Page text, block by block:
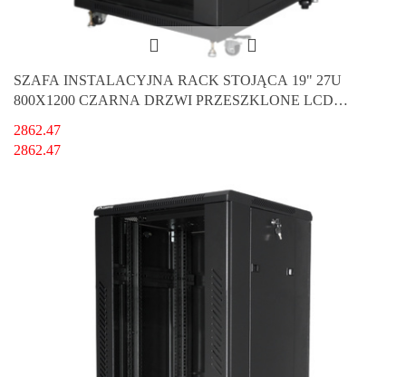
SZAFA INSTALACYJNA RACK STOJĄCA 19" 27U
800X1200 CZARNA DRZWI PRZESZKLONE LCD
2862.47
2862.47